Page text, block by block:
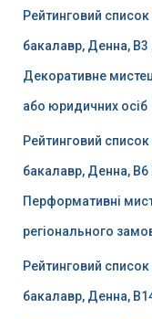
Рейтинговий
бакалавр, Денна,
Декоративне
або юридичних осіб
Рейтинговий
бакалавр, Денна,
Перформативні
регіонального
Рейтинговий
бакалавр, Денна,